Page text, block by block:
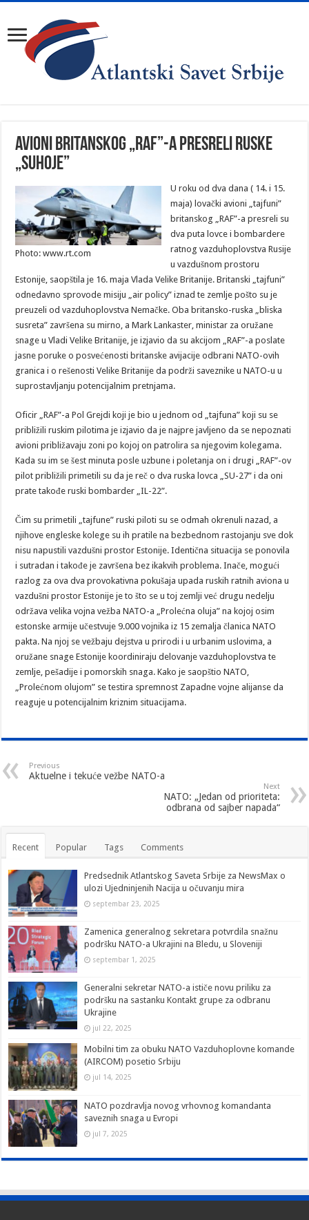
Avioni britanskog „Raf”-a presreli ruske
„Suhoje”
Photo: www.rt.com
U roku od dva dana ( 14. i 15.
maja) lovački avioni „tajfuni”
britanskog „RAF”-a presreli su
dva puta lovce i bombardere
ratnog vazduhoplovstva Rusije
u vazdušnom prostoru
Estonije, saopštila je 16. maja Vlada Velike Britanije. Britanski „tajfuni”
odnedavno sprovode misiju „air policy” iznad te zemlje pošto su je
preuzeli od vazduhoplovstva Nemačke. Oba britansko-ruska „bliska
susreta” završena su mirno, a Mark Lankaster, ministar za oružane
snage u Vladi Velike Britanije, je izjavio da su akcijom „RAF”-a poslate
jasne poruke o posvećenosti britanske avijacije odbrani NATO-ovih
granica i o rešenosti Velike Britanije da podrži saveznike u NATO-u u
suprostavljanju potencijalnim pretnjama.
Oficir „RAF”-a Pol Grejdi koji je bio u jednom od „tajfuna” koji su se
približili ruskim pilotima je izjavio da je najpre javljeno da se nepoznati
avioni približavaju zoni po kojoj on patrolira sa njegovim kolegama.
Kada su im se šest minuta posle uzbune i poletanja on i drugi „RAF”-ov
pilot približili primetili su da je reč o dva ruska lovca „SU-27” i da oni
prate takođe ruski bombarder „IL-22”.
Čim su primetili „tajfune” ruski piloti su se odmah okrenuli nazad, a
njihove engleske kolege su ih pratile na bezbednom rastojanju sve dok
nisu napustili vazdušni prostor Estonije. Identična situacija se ponovila
i sutradan i takođe je završena bez ikakvih problema. Inače, mogući
razlog za ova dva provokativna pokušaja upada ruskih ratnih aviona u
vazdušni prostor Estonije je to što se u toj zemlji već drugu nedelju
održava velika vojna vežba NATO-a „Prolećna oluja” na kojoj osim
estonske armije učestvuje 9.000 vojnika iz 15 zemalja članica NATO
pakta. Na njoj se vežbaju dejstva u prirodi i u urbanim uslovima, a
oružane snage Estonije koordiniraju delovanje vazduhoplovstva te
zemlje, pešadije i pomorskih snaga. Kako je saopštio NATO,
„Prolećnom olujom” se testira spremnost Zapadne vojne alijanse da
reaguje u potencijalnim kriznim situacijama.
Previous
Aktuelne i tekuće vežbe NATO-a
Next
NATO: „Jedan od prioriteta:
odbrana od sajber napada“
Recent Popular Tags Comments
Predsednik Atlantskog Saveta Srbije za NewsMax o
ulozi Ujedninjenih Nacija u očuvanju mira
septembar 23, 2025
Zamenica generalnog sekretara potvrdila snažnu
podršku NATO-a Ukrajini na Bledu, u Sloveniji
septembar 1, 2025
Generalni sekretar NATO-a ističe novu priliku za
podršku na sastanku Kontakt grupe za odbranu
Ukrajine
jul 22, 2025
Mobilni tim za obuku NATO Vazduhoplovne komande
(AIRCOM) posetio Srbiju
jul 14, 2025
NATO pozdravlja novog vrhovnog komandanta
saveznih snaga u Evropi
jul 7, 2025